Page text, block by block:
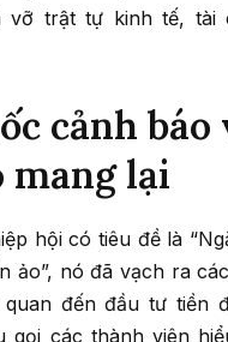
vỡ trật tự kinh tế, tài
cảnh báo
mang lại
hội có tiêu đề là
ảo”, nó đã vạch ra
đến đầu tư tiền
gọi các thành viên